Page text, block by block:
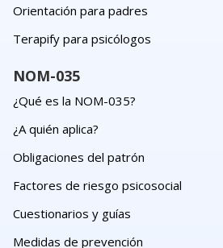
Orientación para padres
Terapify para psicólogos
NOM-035
¿Qué es la NOM-035?
¿A quién aplica?
Obligaciones del patrón
Factores de riesgo psicosocial
Cuestionarios y guías
Medidas de prevención